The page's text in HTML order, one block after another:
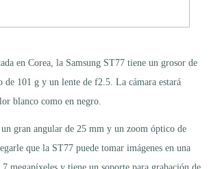
en Corea, la Samsung ST77 tiene un grosor de
de 101 g y un lente de f2.5. La cámara estará
blanco como en negro.
gran angular de 25 mm y un zoom óptico de
que la ST77 puede tomar imágenes en una